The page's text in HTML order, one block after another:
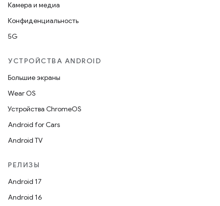
Камера и медиа
Конфиденциальность
5G
УСТРОЙСТВА ANDROID
Большие экраны
Wear OS
Устройства ChromeOS
Android for Cars
Android TV
РЕЛИЗЫ
Android 17
Android 16